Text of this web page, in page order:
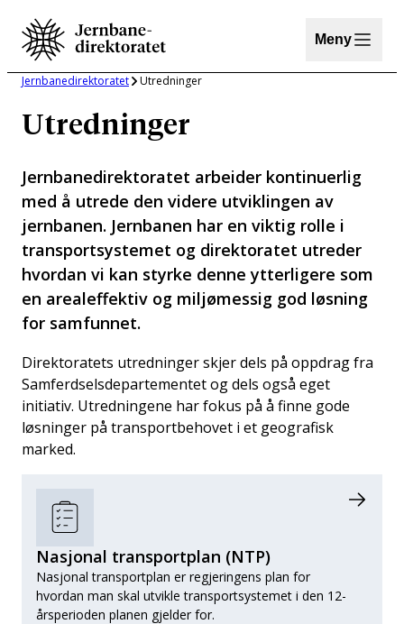
Hopp
innhold
Meny
Jernbanedirektoratet Utredninger
Utredninger
Jernbanedirektoratet arbeider kontinuerlig
med å utrede den videre utviklingen av
jernbanen. Jernbanen har en viktig rolle i
transportsystemet og direktoratet utreder
hvordan vi kan styrke denne ytterligere som
en arealeffektiv og miljømessig god løsning
for samfunnet.
Direktoratets utredninger skjer dels på oppdrag fra
Samferdselsdepartementet og dels også eget
initiativ. Utredningene har fokus på å finne gode
løsninger på transportbehovet i et geografisk
marked.
Nasjonal transportplan (NTP)
Nasjonal transportplan er regjeringens plan for
hvordan man skal utvikle transportsystemet i den 12-
årsperioden planen gjelder for.